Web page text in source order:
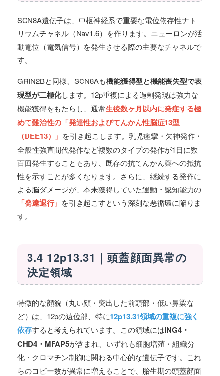
SCN8A遺伝子は、中枢神経系で重要な電位依存性ナト
リウムチャネル（Nav1.6）を作ります。ニューロンが活
動電位（電気信号）を発生させる際の主要なチャネルで
す。
GRIN2Bと同様、SCN8Aも機能獲得型と機能喪失型で表
現型が二極化します。12p重複による過剰発現は強力な
機能獲得をもたらし、通常生後数ヶ月以内に発症する極
めて難治性の「発達性およびてんかん性脳症13型
（DEE13）」 を引き起こします。乳児痙攣・欠神発作・
全般性強直間代発作など複数のタイプの発作が1日に数
百回発生することもあり、既存の抗てんかん薬への抵抗
性を示すことが多くなります。さらに、継続する発作に
よる脳ダメージが、本来獲得していた運動・認知能力の
「発達退行」 を引き起こすという深刻な悪循環に陥りま
す。
3.4 12p13.31｜頭蓋顔面異常の
決定領域
特徴的な顔貌（丸い顔・突出した前頭部・低い鼻梁な
ど）は、12pの遠位部、特に12p13.31領域の重複に強く
依存すると考えられています。この領域にはING4・
CHD4・MFAP5が含まれ、いずれも細胞増殖・組織分
化・クロマチン制御に関わる中心的な遺伝子です。これ
らのコピー数が異常に増えることで、胎生期の頭蓋顔面